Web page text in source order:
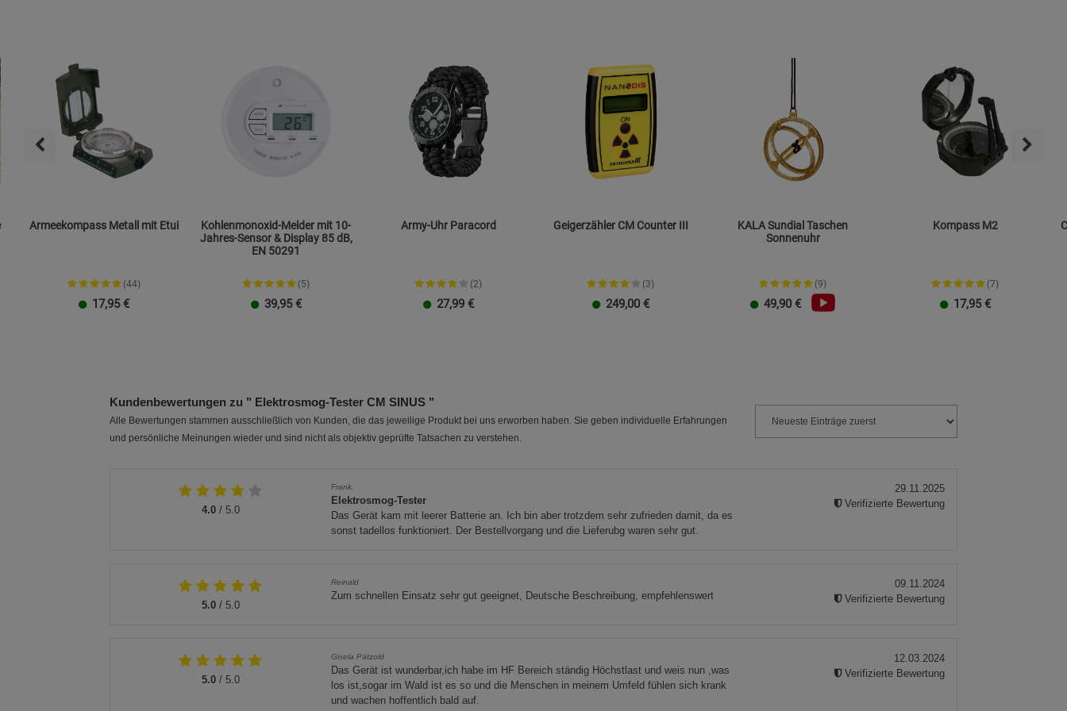
Armeekompass Metall mit Etui
(44)
17,95 €
Kohlenmonoxid-Melder mit 10-
Jahres-Sensor & Display 85 dB,
EN 50291
(5)
39,95 €
Army-Uhr Paracord
(2)
27,99 €
Geigerzähler CM Counter III
(3)
249,00 €
KALA Sundial Taschen
Sonnenuhr
(9)
49,90 €
Kompass M2
(7)
17,95 €
Kundenbewertungen zu " Elektrosmog-Tester CM SINUS "
Alle Bewertungen stammen ausschließlich von Kunden, die das jeweilige Produkt bei uns erworben haben. Sie geben individuelle Erfahrungen
und persönliche Meinungen wieder und sind nicht als objektiv geprüfte Tatsachen zu verstehen.
4.0/ 5.0
Frank.
Elektrosmog-Tester
Das Gerät kam mit leerer Batterie an. Ich bin aber trotzdem sehr zufrieden damit, da es
sonst tadellos funktioniert. Der Bestellvorgang und die Lieferubg waren sehr gut.
29.11.2025
Verifizierte Bewertung
5.0/ 5.0
Reinald
Zum schnellen Einsatz sehr gut geeignet, Deutsche Beschreibung, empfehlenswert
09.11.2024
Verifizierte Bewertung
5.0/ 5.0
Gisela Pätzold
Das Gerät ist wunderbar,ich habe im HF Bereich ständig Höchstlast und weis nun ,was
los ist,sogar im Wald ist es so und die Menschen in meinem Umfeld fühlen sich krank
und wachen hoffentlich bald auf.
12.03.2024
Verifizierte Bewertung